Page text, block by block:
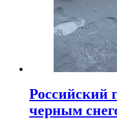
Российский
черным